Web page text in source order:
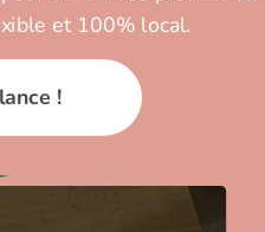
et 100% local.
!